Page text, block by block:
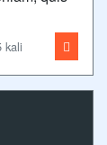
kali